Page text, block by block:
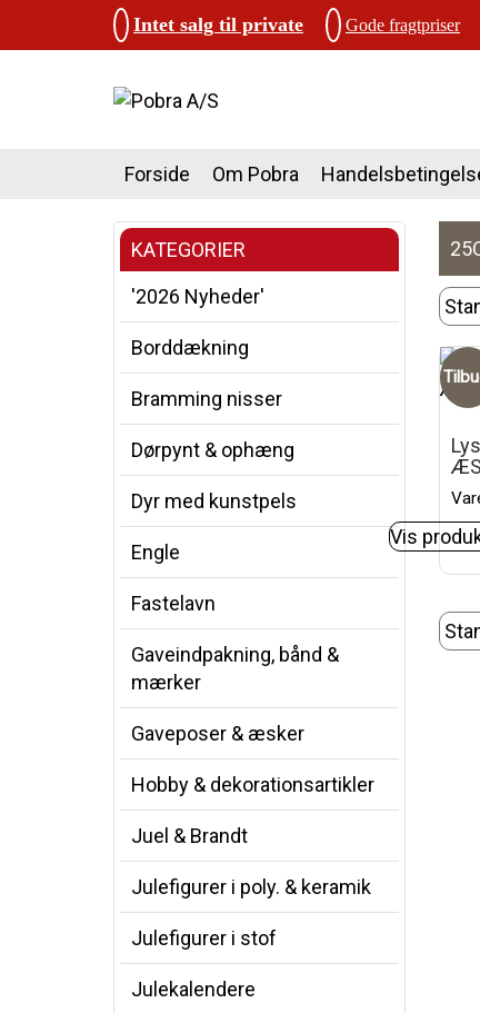
Intet salg til private Gode fragtpriser
Forside Om Pobra
KATEGORIER
'2026 Nyheder'
Borddækning
Bramming nisser
Dørpynt & ophæng
Dyr med kunstpels
Engle
Fastelavn
Gaveindpakning, bånd &
mærker
Gaveposer & æsker
Hobby & dekorationsartikler
Juel & Brandt
Julefigurer i poly. & keramik
Julefigurer i stof
Julekalendere
Vis